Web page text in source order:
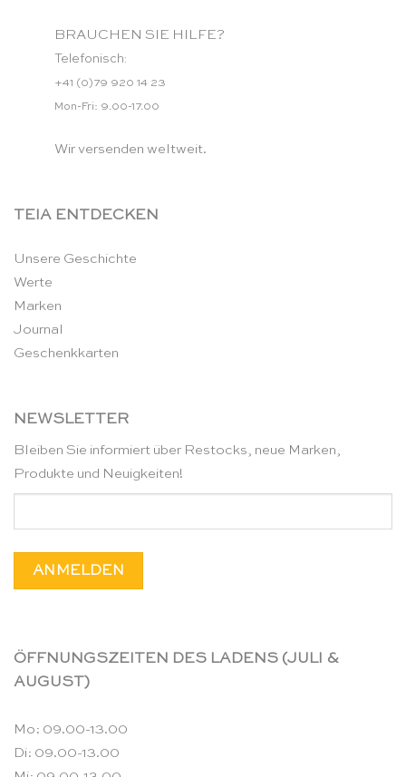
BRAUCHEN SIE HILFE?
Telefonisch:
+41 (0)79 920 14 23
Mon-Fri: 9.00-17.00
Wir versenden weltweit.
TEIA ENTDECKEN
Unsere Geschichte
Werte
Marken
Journal
Geschenkkarten
NEWSLETTER
Bleiben Sie informiert über Restocks, neue Marken,
Produkte und Neuigkeiten!
ÖFFNUNGSZEITEN DES LADENS (JULI &
AUGUST)
Mo: 09.00-13.00
Di: 09.00-13.00